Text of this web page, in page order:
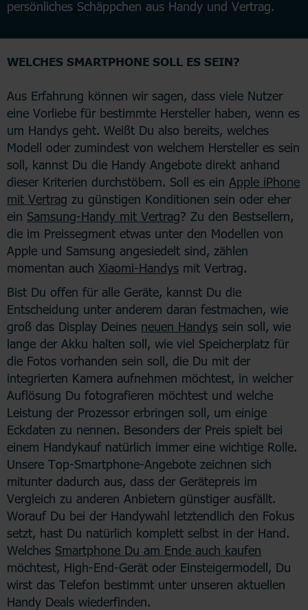
persönliches Schäppchen aus Handy und Vertrag.
WELCHES SMARTPHONE SOLL ES SEIN?
Aus Erfahrung können wir sagen, dass viele Nutzer
eine Vorliebe für bestimmte Hersteller haben, wenn es
um Handys geht. Weißt Du also bereits, welches
Modell oder zumindest von welchem Hersteller es sein
soll, kannst Du die Handy Angebote direkt anhand
dieser Kriterien durchstöbern. Soll es ein Apple iPhone
mit Vertrag zu günstigen Konditionen sein oder eher
ein Samsung-Handy mit Vertrag? Zu den Bestsellern,
die im Preissegment etwas unter den Modellen von
Apple und Samsung angesiedelt sind, zählen
momentan auch Xiaomi-Handys mit Vertrag.
Bist Du offen für alle Geräte, kannst Du die
Entscheidung unter anderem daran festmachen, wie
groß das Display Deines neuen Handys sein soll, wie
lange der Akku halten soll, wie viel Speicherplatz für
die Fotos vorhanden sein soll, die Du mit der
integrierten Kamera aufnehmen möchtest, in welcher
Auflösung Du fotografieren möchtest und welche
Leistung der Prozessor erbringen soll, um einige
Eckdaten zu nennen. Besonders der Preis spielt bei
einem Handykauf natürlich immer eine wichtige Rolle.
Unsere Top-Smartphone-Angebote zeichnen sich
mitunter dadurch aus, dass der Gerätepreis im
Vergleich zu anderen Anbietern günstiger ausfällt.
Worauf Du bei der Handywahl letztendlich den Fokus
setzt, hast Du natürlich komplett selbst in der Hand.
Welches Smartphone Du am Ende auch kaufen
möchtest, High-End-Gerät oder Einsteigermodell, Du
wirst das Telefon bestimmt unter unseren aktuellen
Handy Deals wiederfinden.